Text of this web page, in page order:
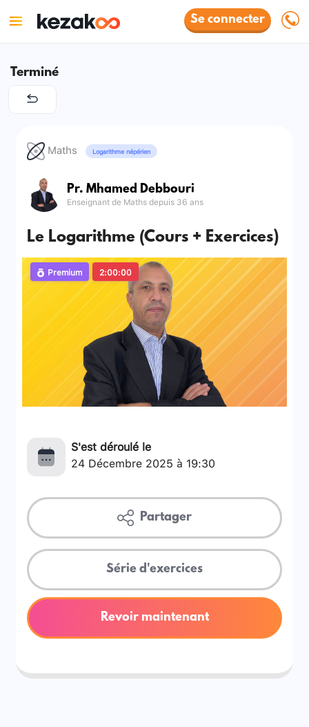
Se connecter
Terminé
Maths Logarithme népérien
Pr. Mhamed Debbouri
Enseignant de Maths depuis 36 ans
Le Logarithme (Cours + Exercices)
Premium 2:00:00
S'est déroulé le
24 Décembre 2025 à 19:30
Partager
Série d'exercices
Revoir maintenant